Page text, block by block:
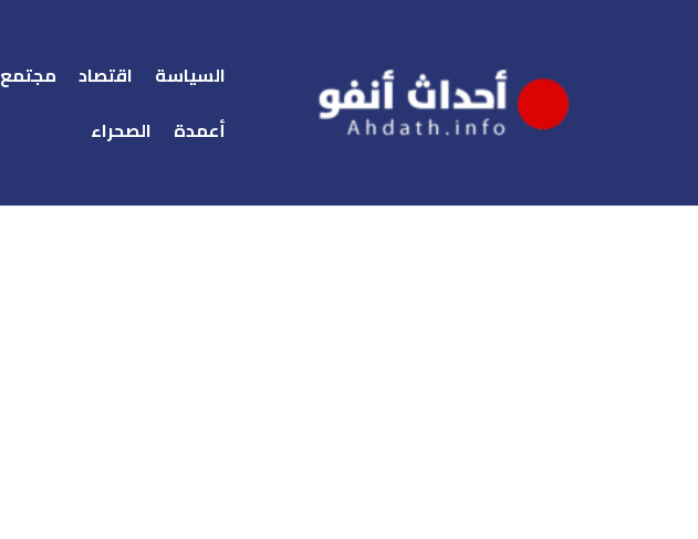
السياسة اقتصاد مجتمع
أعمدة
الصحراء